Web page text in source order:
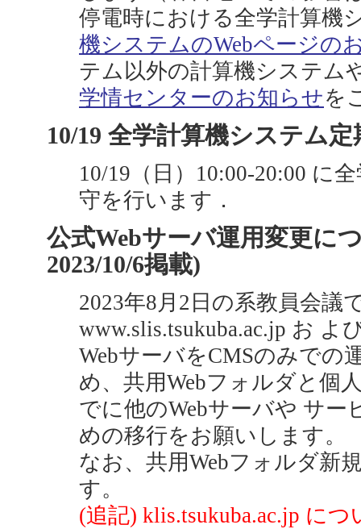
停電時における全学計算機
機システムのWebページの
テム以外の計算機システム
学情センターのお知らせを
10/19 全学計算機システム
10/19（日）10:00-20:00 に
守を行います．
公式Webサーバ運用変更に
2023/10/6掲載)
2023年8月2日の系教員会議
www.slis.tsukuba.ac.jp お よ
WebサーバをCMSのみでの
め、共用Webフォルダと個
でに他のWebサーバや サ
めの移行をお願いします。
なお、共用Webフォルダ新
す。
(追記) klis.tsukuba.ac.jp に